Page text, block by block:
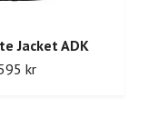
Jacket ADK
kr